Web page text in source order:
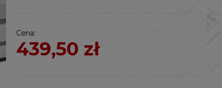
Cena:
439,50 zł